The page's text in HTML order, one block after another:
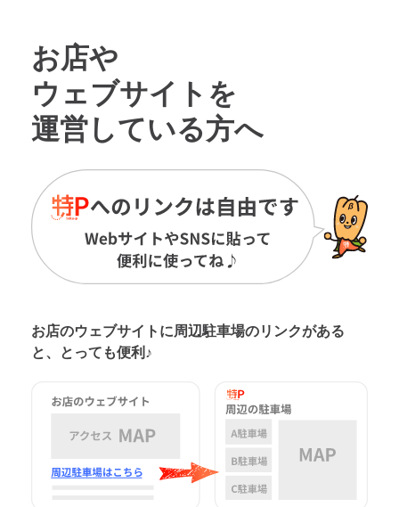
お店や
ウェブサイトを
運営している方へ
お店のウェブサイトに周辺駐車場のリンクがある
と、とっても便利♪